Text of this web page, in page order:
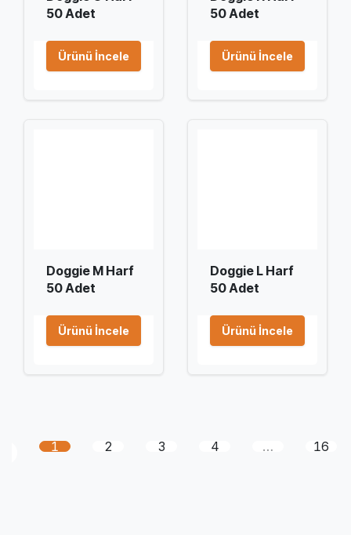
50 Adet
Ürünü İncele
50 Adet
Ürünü İncele
Doggie M Harf
50 Adet
Ürünü İncele
Doggie L Harf
50 Adet
Ürünü İncele
1 2 3 4 … 16